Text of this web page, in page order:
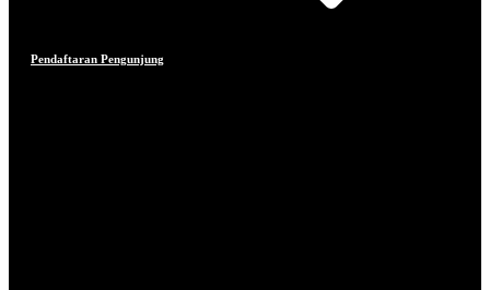
Pendaftaran Pengunjung